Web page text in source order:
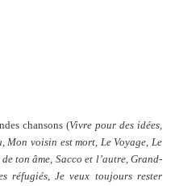
chansons (Vivre pour des idées,
,Mon voisin est mort, Le Voyage,Le
ton âme, Sacco et l’autre,Grand-
réfugiés,Je veux toujours rester